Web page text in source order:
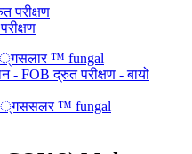
्गससलर ™ fungal